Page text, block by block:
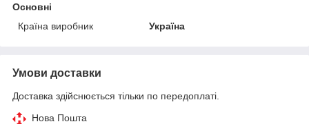
Основні
Країна виробник
Україна
Умови доставки
Доставка здійснюється тільки по передоплаті.
Нова Пошта